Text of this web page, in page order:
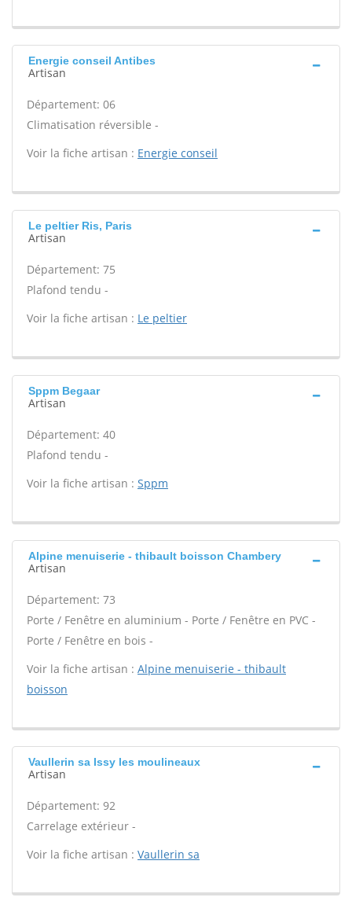
Energie conseil Antibes
Artisan
Département: 06
Climatisation réversible -
Voir la fiche artisan : Energie conseil
Le peltier Ris, Paris
Artisan
Département: 75
Plafond tendu -
Voir la fiche artisan : Le peltier
Sppm Begaar
Artisan
Département: 40
Plafond tendu -
Voir la fiche artisan : Sppm
Alpine menuiserie - thibault boisson Chambery
Artisan
Département: 73
Porte / Fenêtre en aluminium - Porte / Fenêtre en PVC -
Porte / Fenêtre en bois -
Voir la fiche artisan : Alpine menuiserie - thibault
boisson
Vaullerin sa Issy les moulineaux
Artisan
Département: 92
Carrelage extérieur -
Voir la fiche artisan : Vaullerin sa